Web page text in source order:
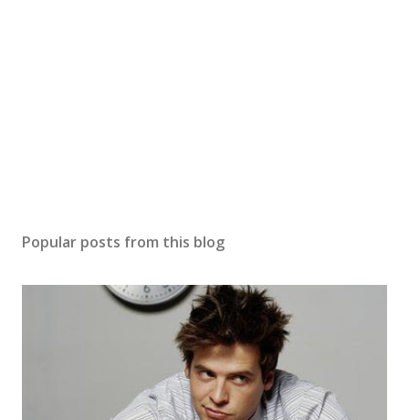
Popular posts from this blog